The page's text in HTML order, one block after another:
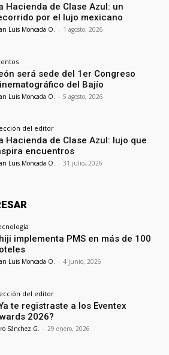
Hacienda de Clase Azul: un
por el lujo mexicano
Luis Moncada O. - 1 agosto, 2026
será sede del 1er Congreso
del Bajío
Luis Moncada O. - 5 agosto, 2026
del editor
Hacienda de Clase Azul: lujo que
encuentros
Luis Moncada O. - 31 julio, 2026
implementa PMS en más de 100
Luis Moncada O. - 4 junio, 2026
del editor
te registraste a los Eventex
2026?
Sánchez G. - 29 enero, 2026